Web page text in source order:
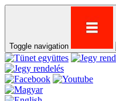
Toggle navigation